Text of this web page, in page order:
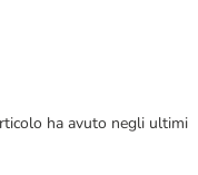
ha avuto negli ultimi